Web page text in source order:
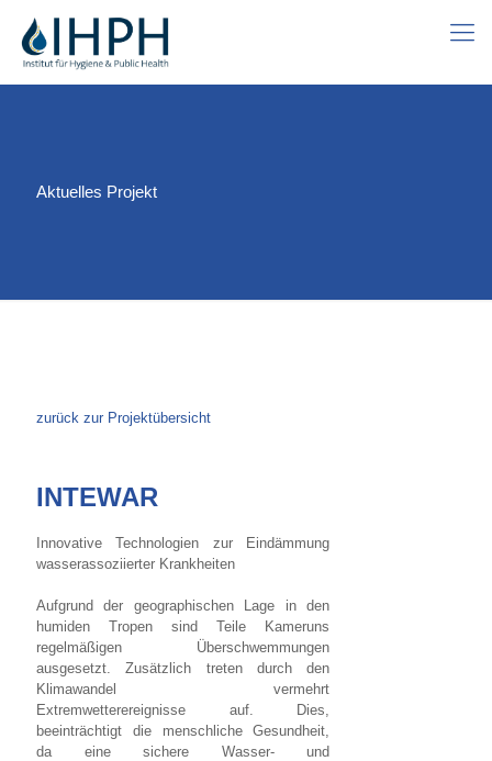
Aktuelles Projekt
zurück zur Projektübersicht
INTEWAR
Innovative Technologien zur Eindämmung
wasserassoziierter Krankheiten
Aufgrund der geographischen Lage in den
humiden Tropen sind Teile Kameruns
regelmäßigen Überschwemmungen
ausgesetzt. Zusätzlich treten durch den
Klimawandel vermehrt
Extremwetterereignisse auf. Dies,
beeinträchtigt die menschliche Gesundheit,
da eine sichere Wasser- und